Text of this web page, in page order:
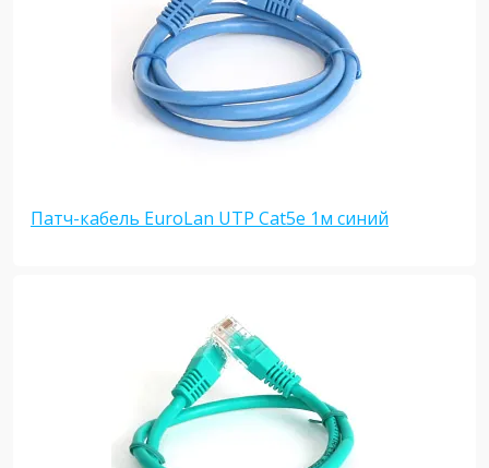
Патч-кабель EuroLan UTP Cat5e 1м синий